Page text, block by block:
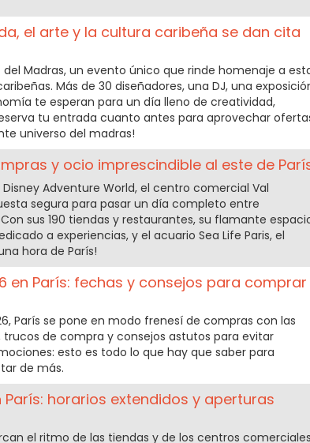
el arte y la cultura caribeña se dan cita
del Madras, un evento único que rinde homenaje a
Más de 30 diseñadores, una DJ, una
te esperan para un día lleno de creatividad,
tu entrada cuanto antes para aprovechar
universo del madras!
y ocio imprescindible al este de
Adventure World, el centro comercial Val
segura para pasar un día completo entre
sus 190 tiendas y restaurantes, su flamante
a experiencias, y el acuario Sea Life Paris, el
hora de París!
en París: fechas y consejos para comprar
París se pone en modo frenesí de compras con las
trucos de compra y consejos astutos para evitar
esto es todo lo que hay que saber para
de más.
horarios extendidos y aperturas
el ritmo de las tiendas y de los centros comerciales